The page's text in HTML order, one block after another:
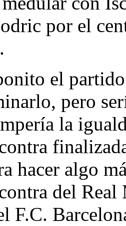
por el
el
pero
la
hacer algo
del
F.C.